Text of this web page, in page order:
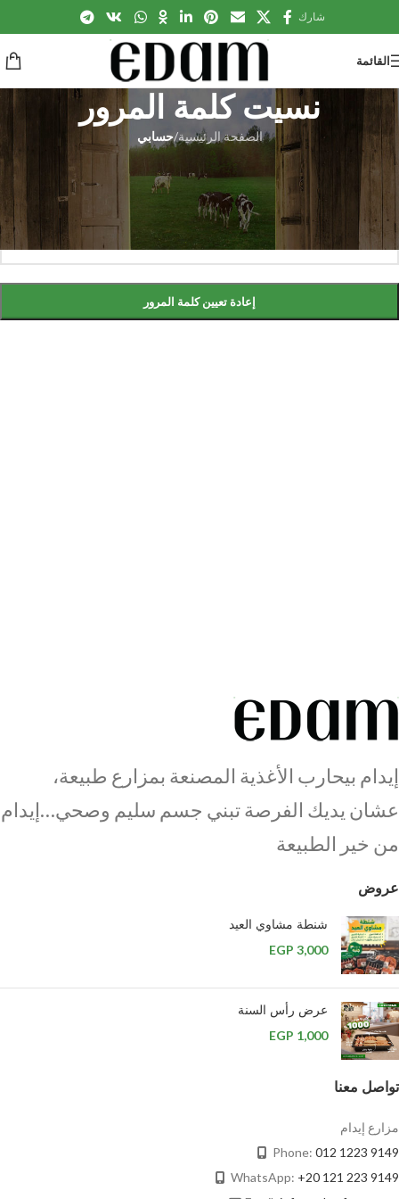
شارك
القائمة
نسيت كلمة المرور
الصفحة الرئيسية/حسابي
نسيت كلمة مرورك؟ فضلًا أدخل اسم المستخدم أو البريد الإلكتروني المسجل
لدينا. سوف تستلم رابطاً لإنشاء كلمة مرور جديدة عبر بريدك الإلكتروني.
اسم المستخدم أو البريد الإلكتروني*
إعادة تعيين كلمة المرور
إيدام بيحارب الأغذية المصنعة بمزارع طبيعة،
عشان يديك الفرصة تبني جسم سليم وصحي…إيدام
من خير الطبيعة
عروض
شنطة مشاوي العيد
EGP 3,000
عرض رأس السنة
EGP 1,000
تواصل معنا
مزارع إيدام
Phone: 012 1223 9149
WhatsApp: +20 121 223 9149